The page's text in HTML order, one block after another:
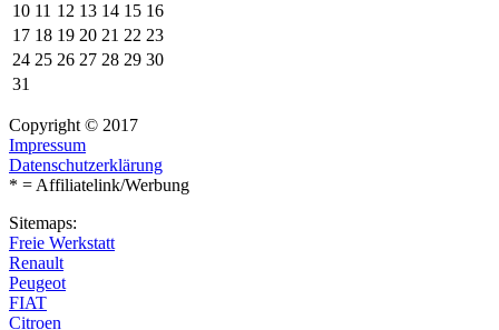
10 11 12 13 14 15 16
17 18 19 20 21 22 23
24 25 26 27 28 29 30
31
Copyright © 2017
Impressum
Datenschutzerklärung
* = Affiliatelink/Werbung
Sitemaps:
Freie Werkstatt
Renault
Peugeot
FIAT
Citroen